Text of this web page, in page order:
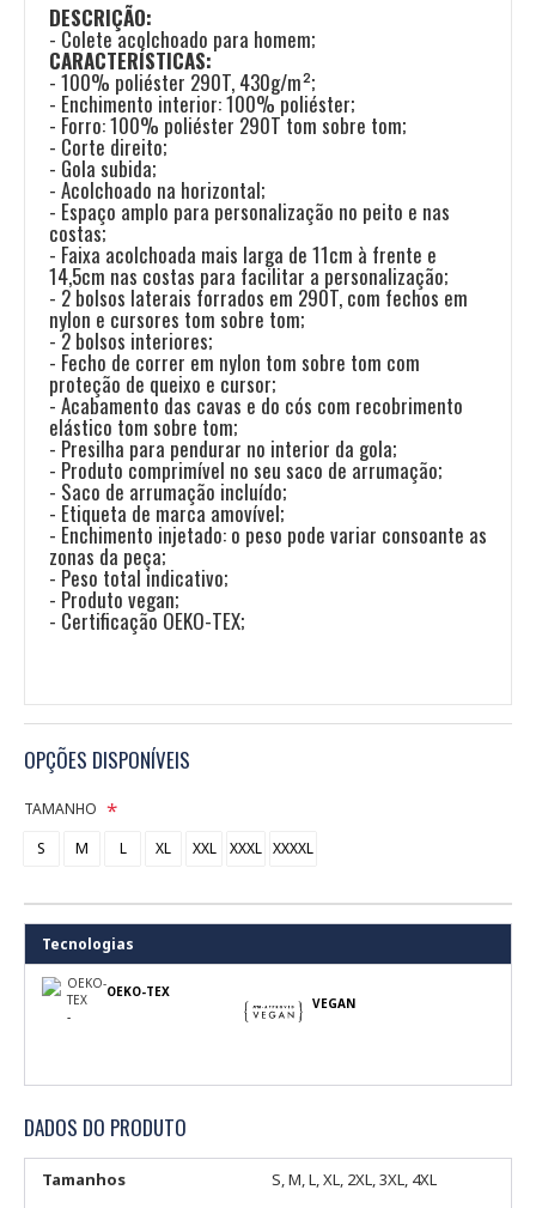
DESCRIÇÃO:
- Colete acolchoado para homem;
CARACTERÍSTICAS:
- 100% poliéster 290T, 430g/m²;
- Enchimento interior: 100% poliéster;
- Forro: 100% poliéster 290T tom sobre tom;
- Corte direito;
- Gola subida;
- Acolchoado na horizontal;
- Espaço amplo para personalização no peito e nas
costas;
- Faixa acolchoada mais larga de 11cm à frente e
14,5cm nas costas para facilitar a personalização;
- 2 bolsos laterais forrados em 290T, com fechos em
nylon e cursores tom sobre tom;
- 2 bolsos interiores;
- Fecho de correr em nylon tom sobre tom com
proteção de queixo e cursor;
- Acabamento das cavas e do cós com recobrimento
elástico tom sobre tom;
- Presilha para pendurar no interior da gola;
- Produto comprimível no seu saco de arrumação;
- Saco de arrumação incluído;
- Etiqueta de marca amovível;
- Enchimento injetado: o peso pode variar consoante as
zonas da peça;
- Peso total indicativo;
- Produto vegan;
- Certificação OEKO-TEX;
OPÇÕES DISPONÍVEIS
TAMANHO
S
M L XL XXL XXXL XXXXL
Tecnologias
OEKO-
TEX
-
OEKO-TEX
VEGAN
DADOS DO PRODUTO
Tamanhos
S, M, L, XL, 2XL, 3XL, 4XL